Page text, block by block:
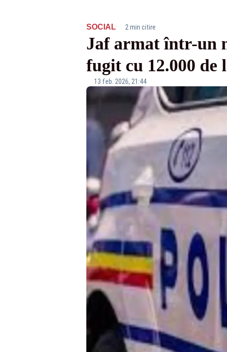
SOCIAL· 2 min citire
Jaf armat într-un
fugit cu 12.000 de
13 feb. 2026, 21:44